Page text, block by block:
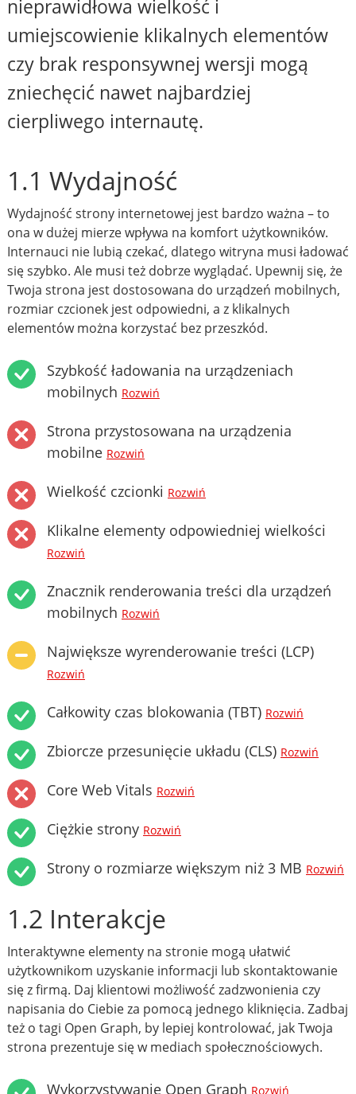
nieprawidłowa wielkość i
umiejscowienie klikalnych elementów
czy brak responsywnej wersji mogą
zniechęcić nawet najbardziej
cierpliwego internautę.
1.1 Wydajność
Wydajność strony internetowej jest bardzo ważna – to
ona w dużej mierze wpływa na komfort użytkowników.
Internauci nie lubią czekać, dlatego witryna musi ładować
się szybko. Ale musi też dobrze wyglądać. Upewnij się, że
Twoja strona jest dostosowana do urządzeń mobilnych,
rozmiar czcionek jest odpowiedni, a z klikalnych
elementów można korzystać bez przeszkód.
Szybkość ładowania na urządzeniach
mobilnych Rozwiń
Strona przystosowana na urządzenia
mobilne Rozwiń
Wielkość czcionki Rozwiń
Klikalne elementy odpowiedniej wielkości
Rozwiń
Znacznik renderowania treści dla urządzeń
mobilnych Rozwiń
Największe wyrenderowanie treści (LCP)
Rozwiń
Całkowity czas blokowania (TBT) Rozwiń
Zbiorcze przesunięcie układu (CLS) Rozwiń
Core Web Vitals Rozwiń
Ciężkie strony Rozwiń
Strony o rozmiarze większym niż 3 MB Rozwiń
1.2 Interakcje
Interaktywne elementy na stronie mogą ułatwić
użytkownikom uzyskanie informacji lub skontaktowanie
się z firmą. Daj klientowi możliwość zadzwonienia czy
napisania do Ciebie za pomocą jednego kliknięcia. Zadbaj
też o tagi Open Graph, by lepiej kontrolować, jak Twoja
strona prezentuje się w mediach społecznościowych.
Wykorzystywanie Open Graph Rozwiń